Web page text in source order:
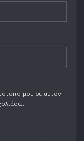
μου σε αυτόν